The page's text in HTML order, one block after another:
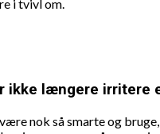
i tvivl om.
ikke længere irritere
nok så smarte og